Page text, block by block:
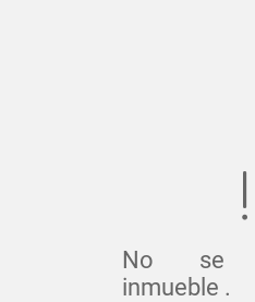
No se
inmueble .